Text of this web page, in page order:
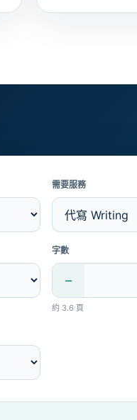
需要服務
字數
−
約 3.6 頁